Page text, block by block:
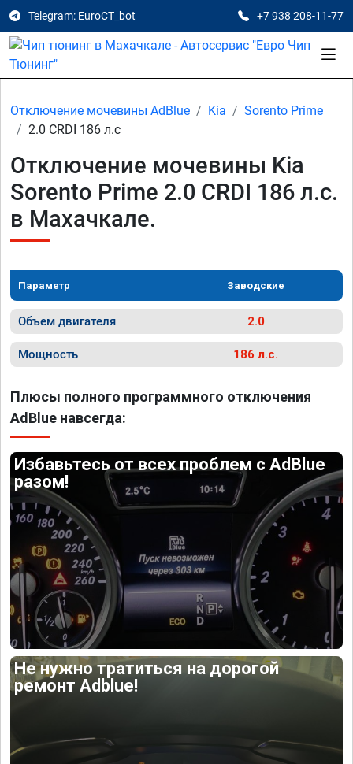
Telegram: EuroCT_bot +7 938 208-11-77
Отключение мочевины AdBlue Kia
Sorento Prime
2.0 CRDI 186 л.с
Отключение мочевины Kia
Sorento Prime 2.0 CRDI 186 л.с.
в Махачкале.
Параметр Заводские
Объем двигателя 2.0
Мощность 186 л.с.
Плюсы полного программного отключения
AdBlue навсегда:
Избавьтесь от всех проблем с AdBlue
разом!
Не нужно тратиться на дорогой
ремонт Adblue!